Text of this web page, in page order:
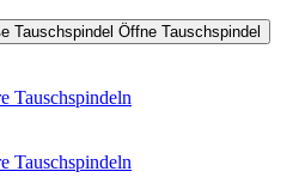
Tauschspindel Öffne Tauschspindel
Tauschspindeln
Tauschspindeln